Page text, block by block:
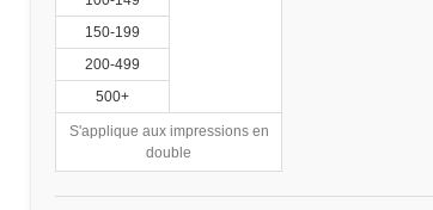
150-199
200-499
500+
S'applique aux impressions en
double